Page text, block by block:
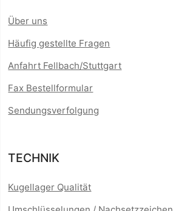
Über uns
Häufig gestellte Fragen
Anfahrt Fellbach/Stuttgart
Fax Bestellformular
Sendungsverfolgung
TECHNIK
Kugellager Qualität